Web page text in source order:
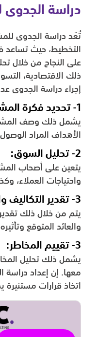
دراسة الجدوى
تُعَد دراسة الجدوى
التخطيط، حيث تساعد
على النجاح من خلال
ذلك الاقتصادية،
إجراء دراسة الجدوى
1- تحديد فكرة المشروع:
يشمل ذلك وصف
الأهداف المراد الوصول
2- تحليل السوق:
يتعين على أصحاب
واحتياجات العملاء،
3- تقدير التكاليف والعائدات:
يتم من خلال ذلك
والعائد المتوقع
3- تقييم المخاطر:
يشمل ذلك تحليل
معها. إن إعداد
اتخاذ قرارات